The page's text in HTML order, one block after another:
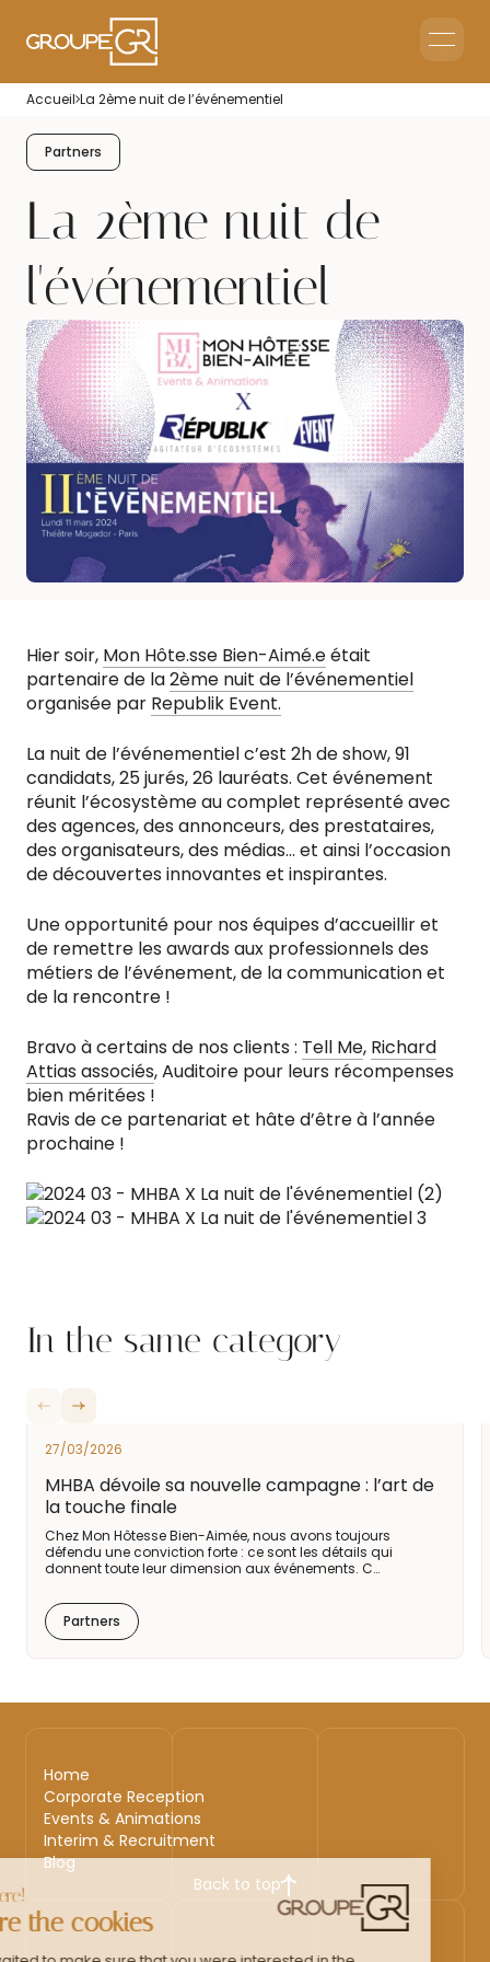
Home
Accueil La 2ème nuit de l’événementiel
Partners
La 2ème nuit de
l'événementiel
Hier soir, Mon Hôte.sse Bien-Aimé.eétait
partenaire de la2ème nuit de l’événementiel
organisée par Republik Event.
La nuit de l’événementiel c’est 2h de show, 91
candidats, 25 jurés, 26 lauréats. Cet événement
réunit l’écosystème au complet représenté avec
des agences, des annonceurs, des prestataires,
des organisateurs, des médias… et ainsi l’occasion
de découvertes innovantes et inspirantes.
Une opportunité pour nos équipes d’accueillir et
de remettre les awards aux professionnels des
métiers de l’événement, de la communication et
de la rencontre !
Bravo à certains de nos clients : Tell Me, Richard
Attias associés, Auditoire pour leurs récompenses
bien méritées !
Ravis de ce partenariat et hâte d’être à l’année
prochaine !
In the same category
27/03/2026
MHBA dévoile sa nouvelle campagne : l’art de
la touche finale
Chez Mon Hôtesse Bien-Aimée, nous avons toujours
défendu une conviction forte : ce sont les détails qui
donnent toute leur dimension aux événements. C…
Partners
Home
Corporate Reception
Events & Animations
Interim & Recruitment
Blog
Back to top